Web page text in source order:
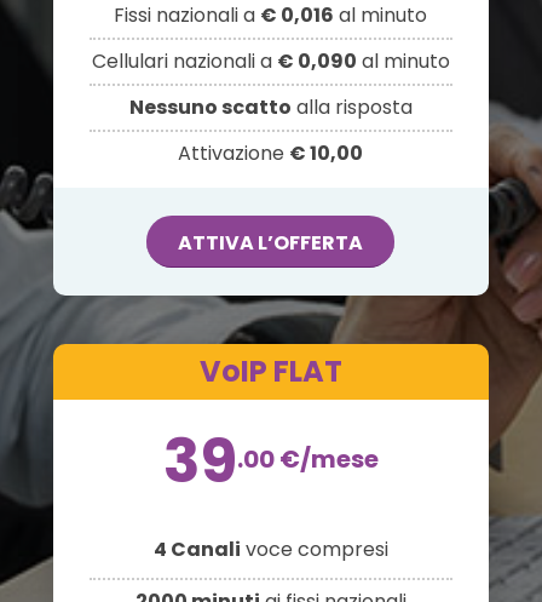
Fissi nazionali a € 0,016 al minuto
Cellulari nazionali a € 0,090 al minuto
Nessuno scatto alla risposta
Attivazione € 10,00
ATTIVA L’OFFERTA
VoIP FLAT
39.00€/mese
4 Canali voce compresi